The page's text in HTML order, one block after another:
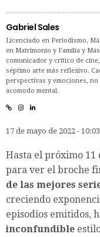
Gabriel Sales
Licenciado en Periodismo,
en Matrimonio y Familia y
comunicador y crítico de
séptimo arte más reflexivo.
perspectivas y emociones,
acomodo mental.
17 de mayo de 2022 - 10:03
Hasta el próximo
para ver el broche
de las mejores
creciendo
episodios emitidos,
inconfundible